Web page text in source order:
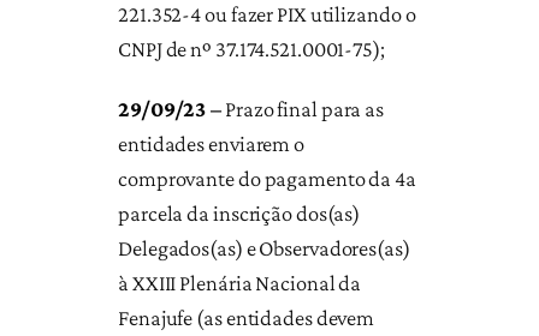
221.352-4 ou fazer PIX utilizando o
CNPJ de nº 37.174.521.0001-75);
29/09/23 –Prazo final para as
entidades enviarem o
comprovante do pagamento da 4a
parcela da inscrição dos(as)
Delegados(as) e Observadores(as)
à XXIII Plenária Nacional da
Fenajufe (as entidades devem